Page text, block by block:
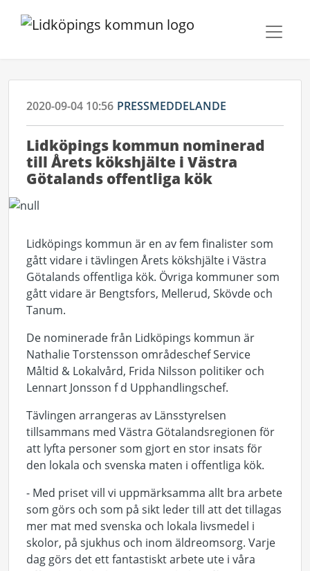
2020-09-04 10:56 PRESSMEDDELANDE
​Lidköpings kommun nominerad
till Årets kökshjälte i Västra
Götalands offentliga kök
Lidköpings kommun är en av fem finalister som
gått vidare i tävlingen Årets kökshjälte i Västra
Götalands offentliga kök. Övriga kommuner som
gått vidare är Bengtsfors, Mellerud, Skövde och
Tanum.
De nominerade från Lidköpings kommun är
Nathalie Torstensson områdeschef Service
Måltid & Lokalvård, Frida Nilsson politiker och
Lennart Jonsson f d Upphandlingschef.
Tävlingen arrangeras av Länsstyrelsen
tillsammans med Västra Götalandsregionen för
att lyfta personer som gjort en stor insats för
den lokala och svenska maten i offentliga kök.
- Med priset vill vi uppmärksamma allt bra arbete
som görs och som på sikt leder till att det tillagas
mer mat med svenska och lokala livsmedel i
skolor, på sjukhus och inom äldreomsorg. Varje
dag görs det ett fantastiskt arbete ute i våra